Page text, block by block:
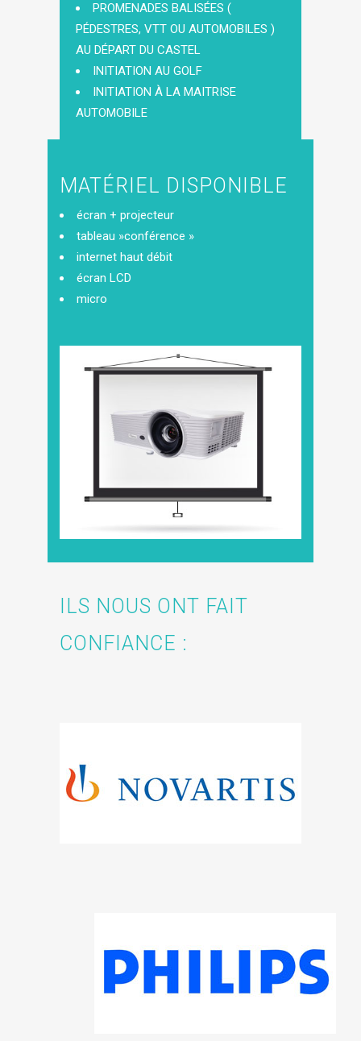
PROMENADES BALISÉES (
PÉDESTRES, VTT OU AUTOMOBILES )
AU DÉPART DU CASTEL
INITIATION AU GOLF
INITIATION À LA MAITRISE
AUTOMOBILE
MATÉRIEL DISPONIBLE
écran + projecteur
tableau »conférence »
internet haut débit
écran LCD
micro
ILS NOUS ONT FAIT
CONFIANCE :